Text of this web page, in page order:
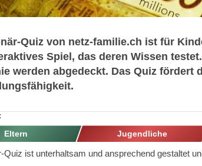
Quiz von netz-familie.ch ist für
Spiel, das deren Wissen
werden abgedeckt. Das Quiz fördert
Eltern Jugendliche
Quiz ist unterhaltsam und ansprechend gestaltet